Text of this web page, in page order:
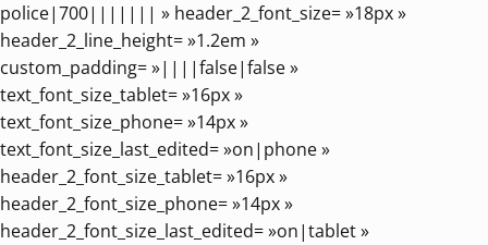
police|700||||||| » header_2_font_size= »18px »
header_2_line_height= »1.2em »
custom_padding= »||||false|false »
text_font_size_tablet= »16px »
text_font_size_phone= »14px »
text_font_size_last_edited= »on|phone »
header_2_font_size_tablet= »16px »
header_2_font_size_phone= »14px »
header_2_font_size_last_edited= »on|tablet »